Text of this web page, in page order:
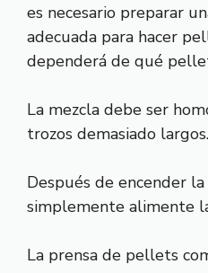
es necesario preparar
adecuada para hacer
dependerá de qué
La mezcla debe ser
trozos demasiado largos.
Después de encender
simplemente alimente
La prensa de pellets